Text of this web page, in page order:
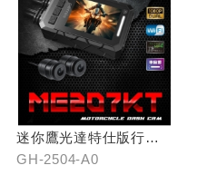
迷你鷹光達特仕版行車
記錄器
GH-2504-A0